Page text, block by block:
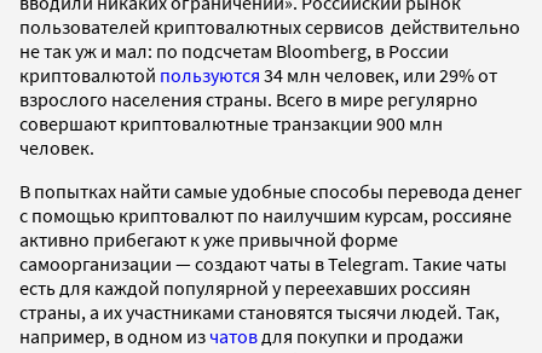
пользователей криптовалютных сервисов действительно
не так уж и мал: по подсчетам Bloomberg, в России
криптовалютой пользуются 34 млн человек, или 29% от
взрослого населения страны. Всего в мире регулярно
совершают криптовалютные транзакции 900 млн
человек.
В попытках найти самые удобные способы перевода денег
с помощью криптовалют по наилучшим курсам, россияне
активно прибегают к уже привычной форме
самоорганизации — создают чаты в Telegram. Такие чаты
есть для каждой популярной у переехавших россиян
страны, а их участниками становятся тысячи людей. Так,
например, в одном из чатов для покупки и продажи